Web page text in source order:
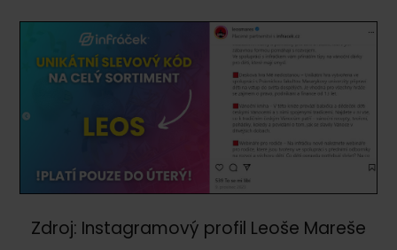
Zdroj: Instagramový profil Leoše Mareše